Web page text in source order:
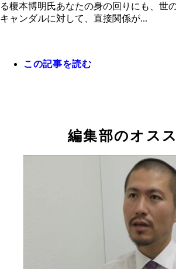
る榎本博明氏あなたの身の回りにも、世
キャンダルに対して、直接関係が...
この記事を読む
編集部のオス